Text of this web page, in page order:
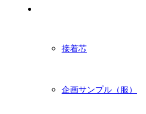
接着芯
企画サンプル（服）